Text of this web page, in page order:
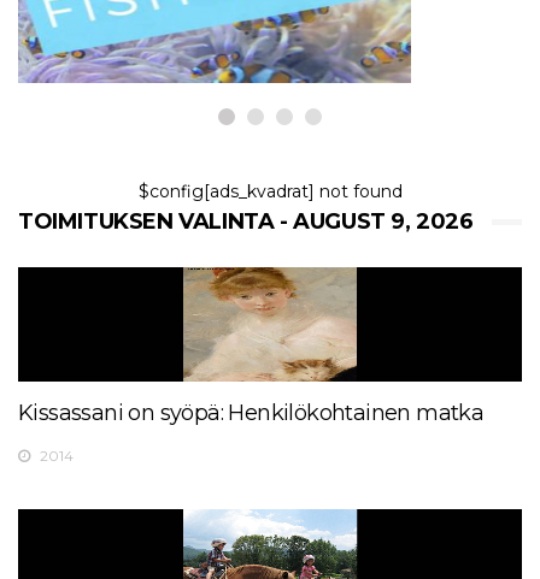
9,2026
$config[ads_kvadrat] not found
TOIMITUKSEN VALINTA - AUGUST 9, 2026
Kissassani on syöpä: Henkilökohtainen matka
2014